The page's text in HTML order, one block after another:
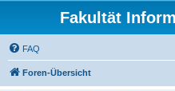
Fakultät
FAQ
Foren-Übersicht